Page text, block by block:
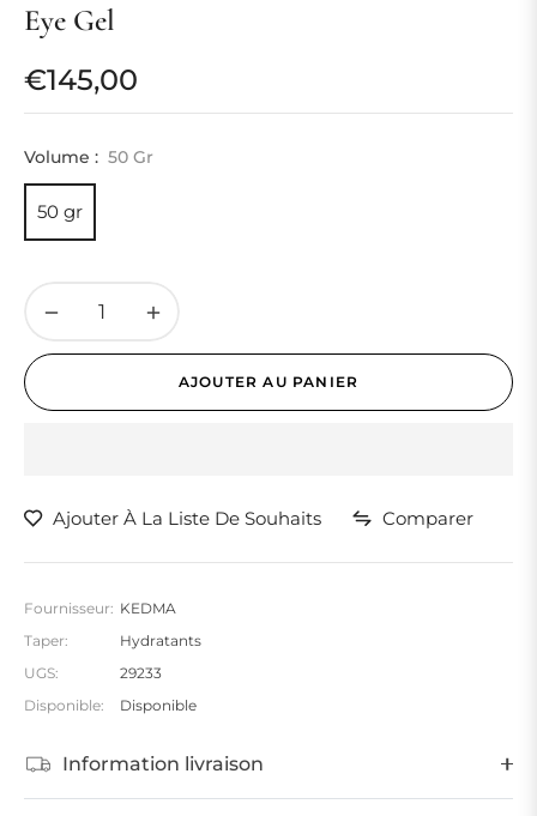
Eye Gel
Prix
habituel
€145,00
Volume : 50 Gr
50 gr
− +
AJOUTER AU PANIER
Ajouter À La Liste De Souhaits Comparer
Fournisseur: KEDMA
Taper:
Hydratants
UGS:
29233
Disponible:
Disponible
Information livraison